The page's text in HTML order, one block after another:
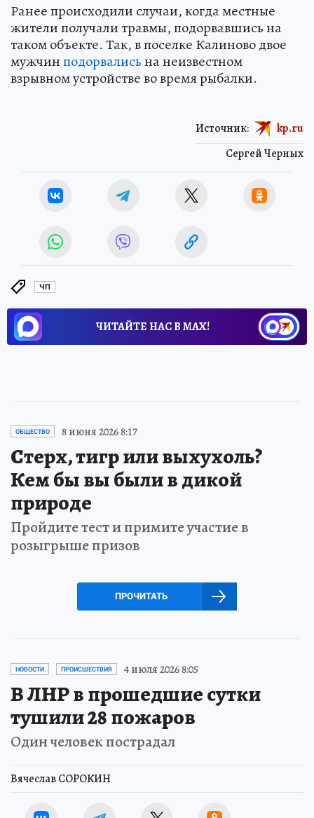
Ранее происходили случаи, когда местные
жители получали травмы, подорвавшись на
таком объекте. Так, в поселке Калиново двое
мужчинподорвалисьна неизвестном
взрывном устройстве во время рыбалки.
Сергей Черных
Источник: kp.ru
ЧП
ЧИТАЙТЕ НАС В МАХ!
ОБЩЕСТВО 8 июня 2026 8:17
Стерх, тигр или выхухоль?
Кем бы вы были в дикой
природе
Пройдите тест и примите участие в
розыгрыше призов
ПРОЧИТАТЬ
НОВОСТИ ПРОИСШЕСТВИЯ 4 июля 2026 8:05
В ЛНР в прошедшие сутки
тушили 28 пожаров
Один человек пострадал
Вячеслав СОРОКИН